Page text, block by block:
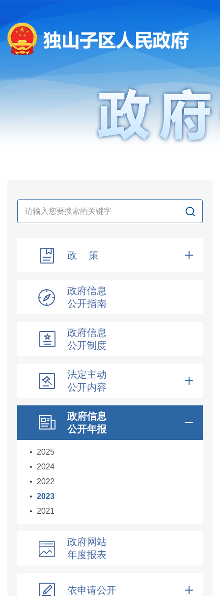
政 策
政府信息
公开指南
政府信息
公开制度
法定主动
公开内容
政府信息
公开年报
2025
2024
2022
2023
2021
政府网站
年度报表
依申请公开